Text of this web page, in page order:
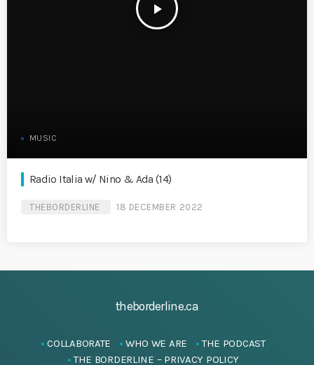
play_arrow
MUSIC
Radio Italia w/ Nino & Ada (14)
THEBORDERLINE 18 DECEMBER 2022
theborderline.ca
COLLABORATE WHO WE ARE
THE PODCAST
THE BORDERLINE – PRIVACY POLICY